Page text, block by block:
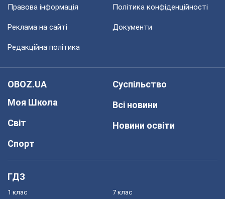
Правова інформація Політика конфіденційності
Реклама на сайті Документи
Редакційна політика
OBOZ.UA
Моя Школа
Світ
Спорт
Суспільство
Всі новини
Новини освіти
ГДЗ
1 клас 7 клас